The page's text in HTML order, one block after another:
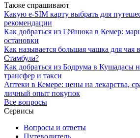
Также спрашивают
Какую e-SIM карту выбрать для
рекомендации
Как добраться из Гёйнюка в Кемер:
остановки
Как называется большая чашка для чая
Стамбула?
Как добраться из Бодрума в Кушадасы
трансфер и такси
Аптеки в Кемере: цены на лекарства,
личный опыт покупок
Все вопросы
Сервисы
Вопросы и ответы
Путеводитель